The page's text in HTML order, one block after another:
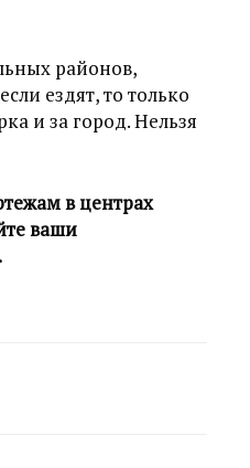
районов,
ездят, то только
и за город. Нельзя
в центрах
ваши